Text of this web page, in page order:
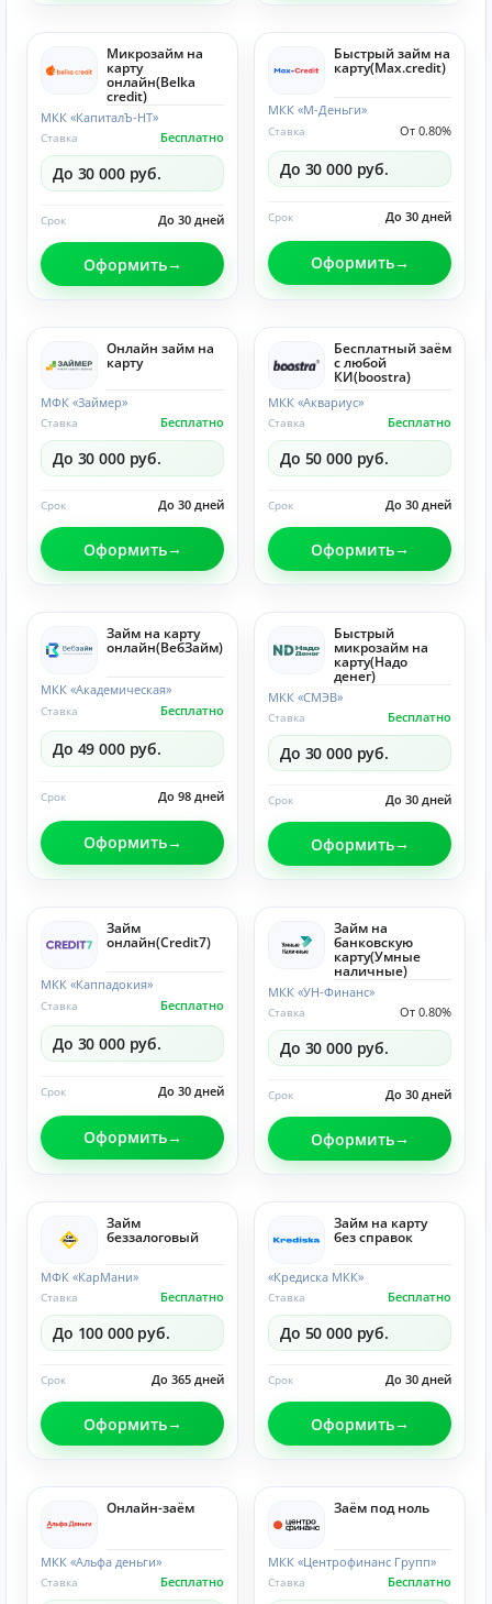
Микрозайм на
карту
онлайн(Belka
credit)
МКК «КапиталЪ-НТ»
Бесплатно
Ставка
До 30 000 руб.
До 30 дней
Срок
Оформить
Быстрый займ на
карту(Max.credit)
МКК «М-Деньги»
От 0.80%
Ставка
До 30 000 руб.
До 30 дней
Срок
Оформить
Онлайн займ на
карту
МФК «Займер»
Бесплатно
Ставка
До 30 000 руб.
До 30 дней
Срок
Оформить
Бесплатный заём
с любой
КИ(boostra)
МКК «Аквариус»
Бесплатно
Ставка
До 50 000 руб.
До 30 дней
Срок
Оформить
Займ на карту
онлайн(ВебЗайм)
МКК «Академическая»
Бесплатно
Ставка
До 49 000 руб.
До 98 дней
Срок
Оформить
Быстрый
микрозайм на
карту(Надо
денег)
МКК «СМЭВ»
Бесплатно
Ставка
До 30 000 руб.
До 30 дней
Срок
Оформить
Займ
онлайн(Credit7)
МКК «Каппадокия»
Бесплатно
Ставка
До 30 000 руб.
До 30 дней
Срок
Оформить
Займ на
банковскую
карту(Умные
наличные)
МКК «УН-Финанс»
От 0.80%
Ставка
До 30 000 руб.
До 30 дней
Срок
Оформить
Займ
беззалоговый
МФК «КарМани»
Бесплатно
Ставка
До 100 000 руб.
До 365 дней
Срок
Оформить
Займ на карту
без справок
«Кредиска МКК»
Бесплатно
Ставка
До 50 000 руб.
До 30 дней
Срок
Оформить
Онлайн-заём
МКК «Альфа деньги»
Бесплатно
Ставка
Заём под ноль
МКК «Центрофинанс Групп»
Бесплатно
Ставка